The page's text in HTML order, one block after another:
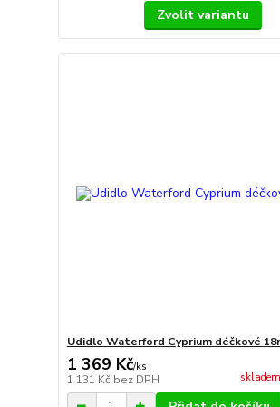
Zvolit variantu
Udidlo Waterford Cyprium déčkové
1 369 Kč/ks
1 131 Kč bez DPH